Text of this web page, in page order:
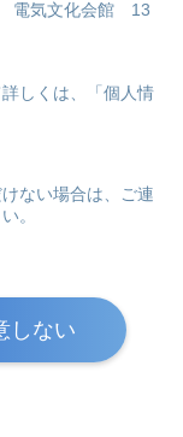
電気文化会館 13
しくは、「個人情
ない場合は、ご連
。